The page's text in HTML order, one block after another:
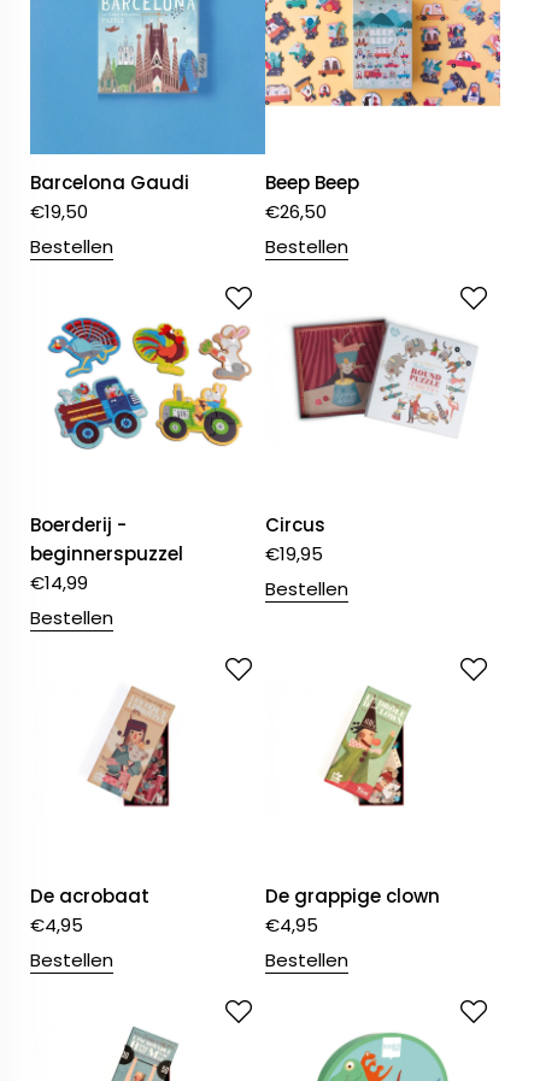
Barcelona Gaudi
€19,50
Bestellen
Beep Beep
€26,50
Bestellen
Boerderij -
beginnerspuzzel
€14,99
Bestellen
Circus
€19,95
Bestellen
De acrobaat
€4,95
Bestellen
De grappige clown
€4,95
Bestellen